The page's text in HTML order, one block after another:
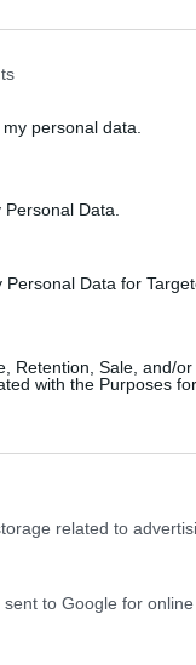
personal data.
Data.
Data for
Retention, Sale, and/or
with the Purposes
related to
to Google for
egy
Delibes, Donizetti,
műfaj képviselői
francia csapatok